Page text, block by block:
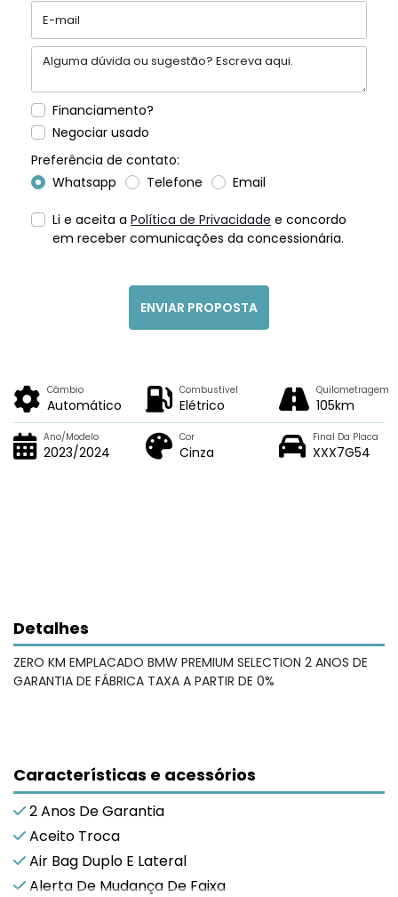
Financiamento?
Negociar usado
Preferência de contato:
Whatsapp
Telefone Email
Li e aceita a Política de Privacidade e concordo
em receber comunicações da concessionária.
ENVIAR PROPOSTA
Câmbio
Automático
Combustível
Elétrico
Quilometragem
105km
Ano/Modelo
2023/2024
Cor
Cinza
Final Da Placa
XXX7G54
Detalhes
ZERO KM EMPLACADO BMW PREMIUM SELECTION 2 ANOS DE
GARANTIA DE FÁBRICA TAXA A PARTIR DE 0%
Características e acessórios
2 Anos De Garantia
Aceito Troca
Air Bag Duplo E Lateral
Alerta De Mudança De Faixa